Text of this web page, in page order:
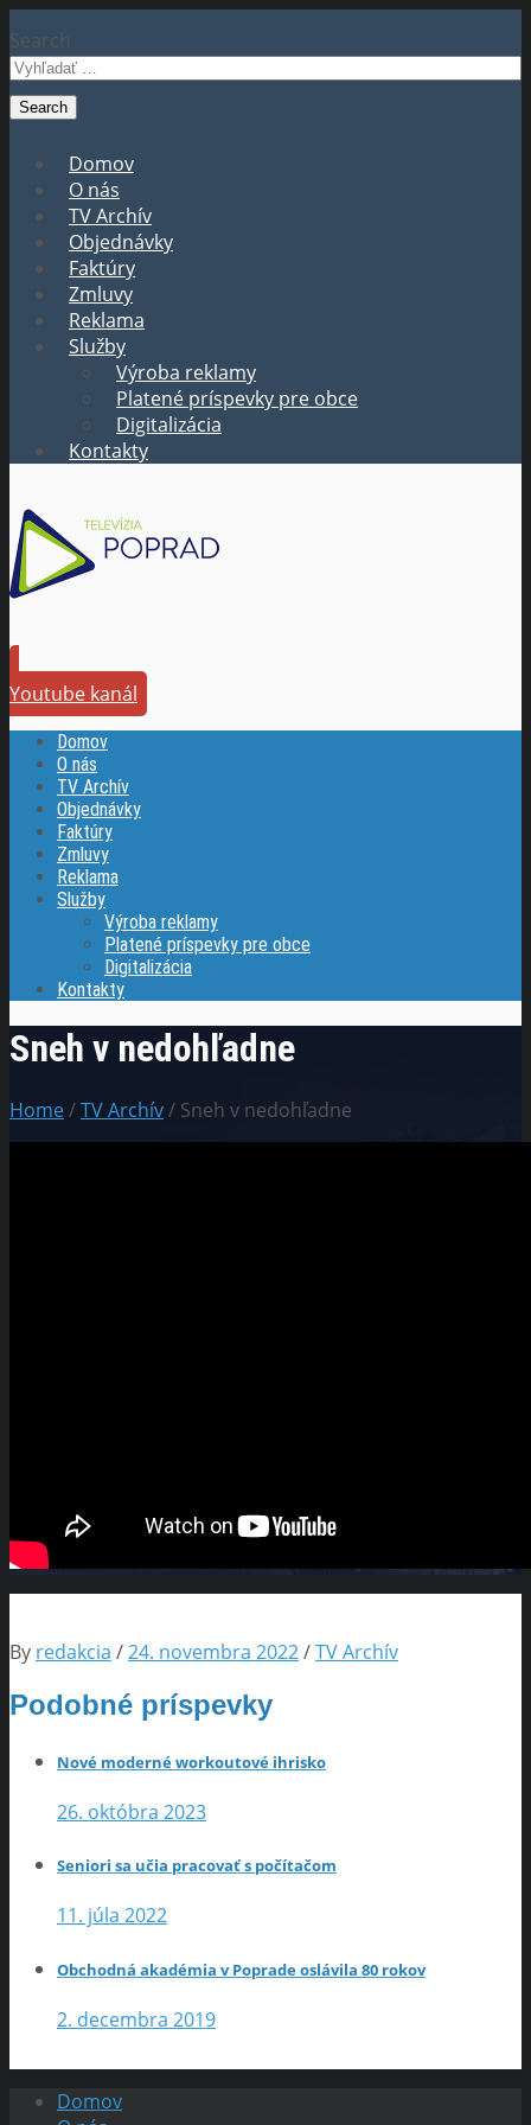
Search
Domov
O nás
TV Archív
Objednávky
Faktúry
Zmluvy
Reklama
Služby
Výroba reklamy
Platené príspevky pre obce
Digitalizácia
Kontakty
Youtube kanál
Domov
O nás
TV Archív
Objednávky
Faktúry
Zmluvy
Reklama
Služby
Výroba reklamy
Platené príspevky pre obce
Digitalizácia
Kontakty
Sneh v nedohľadne
Home/TV Archív/ Sneh v nedohľadne
By redakcia /24. novembra 2022/TV Archív
Podobné príspevky
Nové moderné workoutové ihrisko
26. októbra 2023
Seniori sa učia pracovať s počítačom
11. júla 2022
Obchodná akadémia v Poprade oslávila 80 rokov
2. decembra 2019
Domov